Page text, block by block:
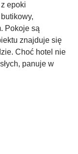
epoki
Pokoje są
znajduje się
Choć hotel nie
panuje w